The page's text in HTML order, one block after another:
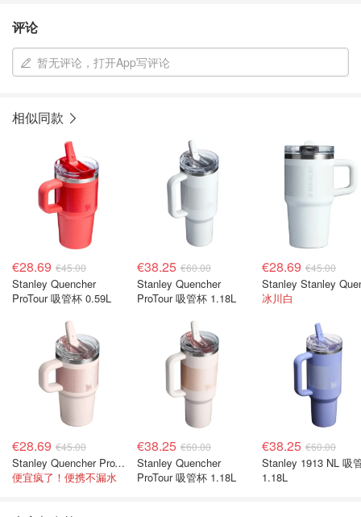
评论
暂无评论，打开App写评论
相似同款
€28.69 €45.00
Stanley Quencher
ProTour 吸管杯 0.59L
€38.25 €60.00
Stanley Quencher
ProTour 吸管杯 1.18L
€28.69 €45.00
冰川白
€28.69 €45.00
Stanley Quencher ProTour 吸管杯 0.59L
便宜疯了！便携不漏水
€38.25 €60.00
Stanley Quencher
ProTour 吸管杯 1.18L
€38.25 €60.00
Stanley 1913 NL 吸
1.18L